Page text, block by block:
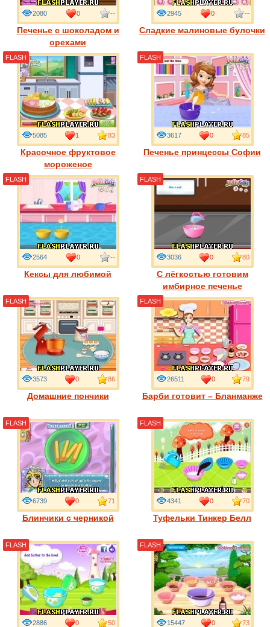
Печенье с шоколадом и
орехами
2080 0 --
Сладкие малиновые булочки
2945 0 --
Красочное фруктовое
мороженое
5085 1 83
FLASH
Печенье принцессы Софии
3617 0 85
FLASH
Кексы для любимой
2564 0 --
FLASH
С лёгкостью готовим
имбирное печенье
3036 0 80
FLASH
Домашние пончики
3573 0 86
FLASH
Барби готовит – Бланманже
26511 0 79
FLASH
Блинчики с черникой
6739 0 71
FLASH
Туфельки Тинкер Белл
4341 0 70
FLASH
2886 0 50
FLASH
15447 0 73
FLASH